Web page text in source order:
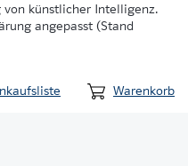
von künstlicher Intelligenz.
angepasst (Stand
Warenkorb